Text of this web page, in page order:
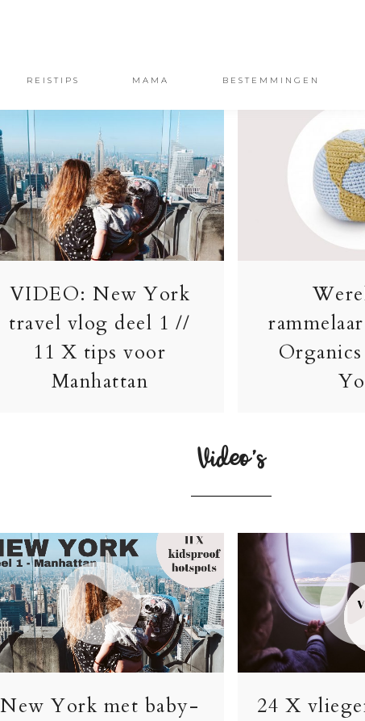
REISTIPS MAMA BESTEMMINGEN
VIDEO: New York
travel vlog deel 1 //
11 X tips voor
Manhattan
Video’s
New York met baby-
24 X